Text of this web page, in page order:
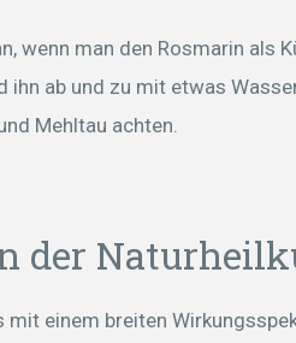
wenn man den Rosmarin als
ihn ab und zu mit etwas
Mehltau achten.
der
mit einem breiten